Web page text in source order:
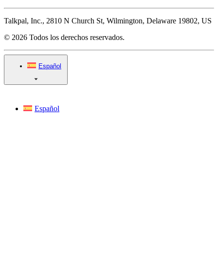
Talkpal, Inc., 2810 N Church St, Wilmington, Delaware 19802, US
© 2026 Todos los derechos reservados.
Español
Español